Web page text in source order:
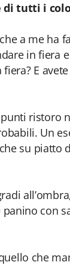
di tutti i
a me ha
in fiera
E
ristoro
Un
su piatto
con
che